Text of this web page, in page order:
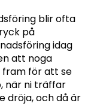
blir ofta
på
idag
att noga
fram för att se
när ni träffar
dröja, och då är